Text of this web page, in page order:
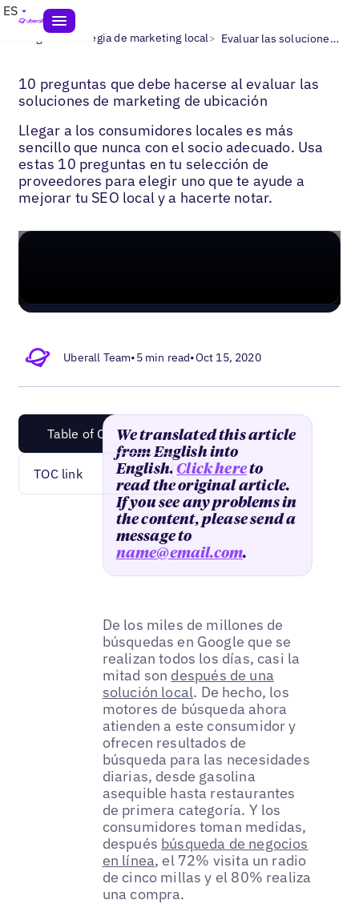
ES
Blogs> Estrategia de marketing local> Evaluar las soluciones de marketing local
10 preguntas que debe hacerse al evaluar las
soluciones de marketing de ubicación
Llegar a los consumidores locales es más
sencillo que nunca con el socio adecuado. Usa
estas 10 preguntas en tu selección de
proveedores para elegir uno que te ayude a
mejorar tu SEO local y a hacerte notar.
Uberall Team•5 min read•Oct 15, 2020
Table of Content
TOC link
We translated this article
from English into
English.Click hereto
read the original article.
If you see any problems in
the content, please send a
message to
name@email.com.
De los miles de millones de
búsquedas en Google que se
realizan todos los días, casi la
mitad son después de una
solución local. De hecho, los
motores de búsqueda ahora
atienden a este consumidor y
ofrecen resultados de
búsqueda para las necesidades
diarias, desde gasolina
asequible hasta restaurantes
de primera categoría. Y los
consumidores toman medidas,
después búsqueda de negocios
en línea, el 72% visita un radio
de cinco millas y el 80% realiza
una compra.